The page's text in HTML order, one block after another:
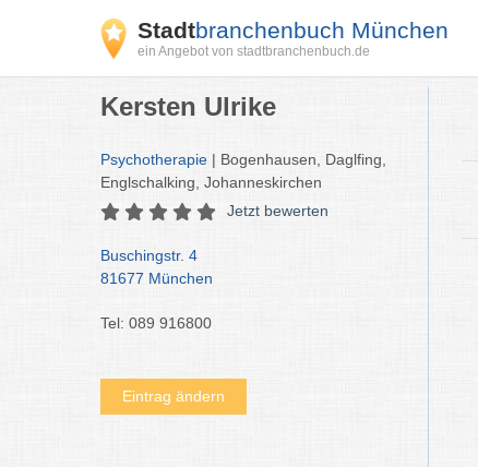
Stadtbranchenbuch München
ein Angebot von stadtbranchenbuch.de
Kersten Ulrike
Psychotherapie | Bogenhausen, Daglfing,
Englschalking, Johanneskirchen
Jetzt bewerten
Buschingstr. 4
81677 München
Tel: 089 916800
Eintrag ändern